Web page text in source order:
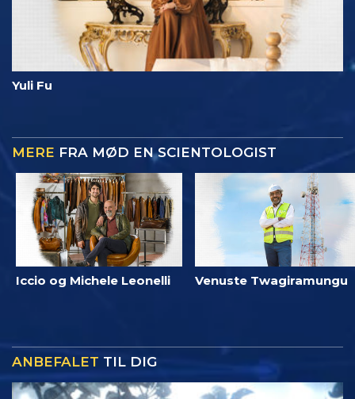
Yuli Fu
MERE FRA MØD EN SCIENTOLOGIST
Iccio og Michele Leonelli Venuste Twagiramungu
ANBEFALET TIL DIG